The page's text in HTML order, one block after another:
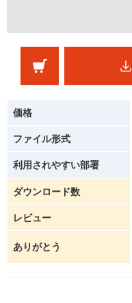
価格
ファイル形式
利用されやすい部署
ダウンロード数
レビュー
ありがとう